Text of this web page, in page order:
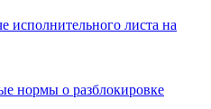
исполнительного листа на
нормы о разблокировке